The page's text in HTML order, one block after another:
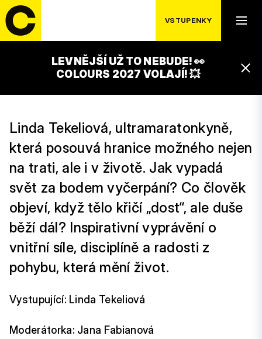
VSTUPENKY
LEVNĚJŠÍ UŽ TO NEBUDE! 👀
COLOURS 2027 VOLAJÍ! 💥
PÁTEK 18. 7.
ŽIJU ULTRA
16:45 – 17:45
GAMECHANGERS STAGE
Linda Tekeliová, ultramaratonkyně,
která posouvá hranice možného nejen
na trati, ale i v životě. Jak vypadá
svět za bodem vyčerpání? Co člověk
objeví, když tělo křičí „dost“, ale duše
běží dál? Inspirativní vyprávění o
vnitřní síle, disciplíně a radosti z
pohybu, která mění život.
Vystupující: Linda Tekeliová
Moderátorka: Jana Fabianová